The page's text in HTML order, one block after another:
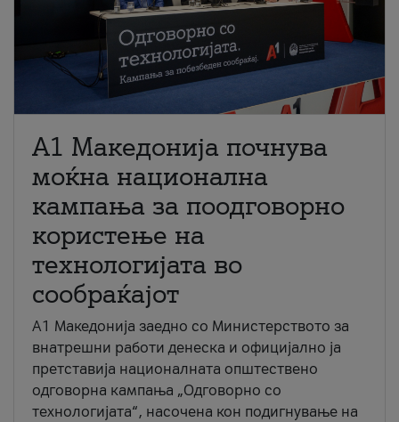
A1 Македонија почнува
моќна национална
кампања за поодговорно
користење на
технологијата во
сообраќајот
A1 Македонија заедно со Министерството за
внатрешни работи денеска и официјално ја
претставија националната општествено
одговорна кампања „Одговорно со
технологијата“, насочена кон подигнување на